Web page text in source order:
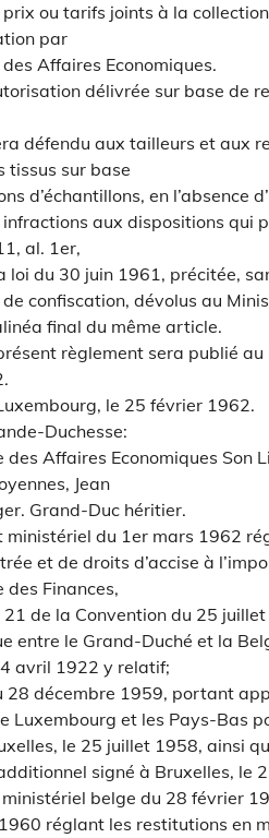
ou tarifs joints à la
par
Affaires Economiques.
délivrée sur base de
défendu aux tailleurs et aux
tissus sur base
d’échantillons, en l’absence
aux dispositions qui
al. 1er,
loi du 30 juin 1961, précitée,
confiscation, dévolus au
final du même article.
règlement sera publié
le 25 février 1962.
Duchesse:
des Affaires Economiques Son
Jean
Grand-Duc héritier.
ministériel du 1er mars 1962
et de droits d’accise à
des Finances,
21 de la Convention du 25
entre le Grand-Duché et la
avril 1922 y relatif;
28 décembre 1959, portant
Luxembourg et les Pays-Bas
le 25 juillet 1958, ainsi
signé à Bruxelles, le
ministériel belge du 28 février
réglant les restitutions en